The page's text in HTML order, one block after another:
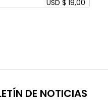
USD $ 19,00
DE NOTICIAS